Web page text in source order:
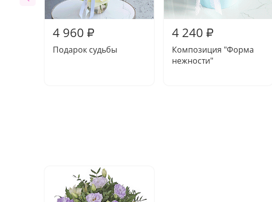
4 960 ₽
Подарок судьбы
4 240 ₽
Композиция "Форма
нежности"